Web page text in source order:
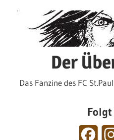
Der
Das Fanzine des FC